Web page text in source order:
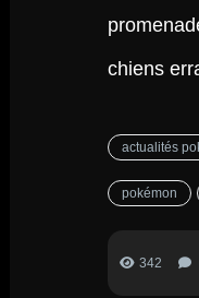
chiens
actualités
pokémon
342